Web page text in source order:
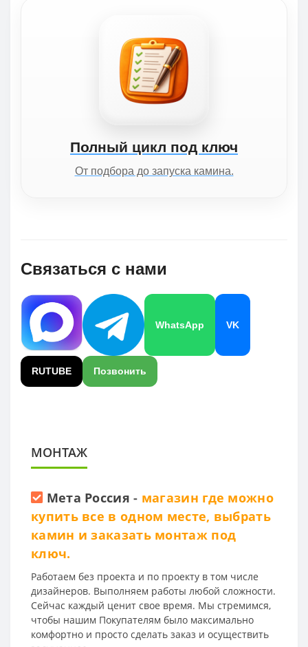
Полный цикл под ключ
От подбора до запуска камина.
Связаться с нами
WhatsApp VK
RUTUBE Позвонить
МОНТАЖ
Мета Россия - магазин где можно
купить все в одном месте, выбрать
камин и заказать монтаж под
ключ.
Работаем без проекта и по проекту в том числе
дизайнеров. Выполняем работы любой сложности.
Сейчас каждый ценит свое время. Мы стремимся,
чтобы нашим Покупателям было максимально
комфортно и просто сделать заказ и осуществить